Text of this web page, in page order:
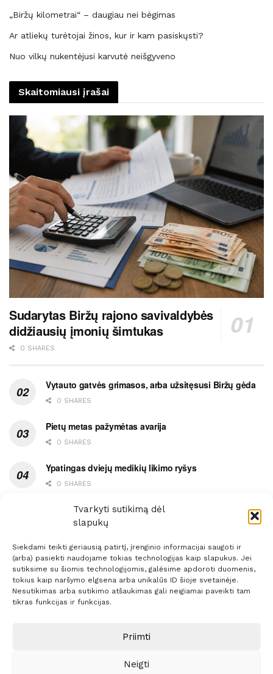
Tvarkyti sutikimą dėl
slapukų
Siekdami teikti geriausią patirtį, įrenginio informacijai saugoti ir
(arba) pasiekti naudojame tokias technologijas kaip slapukus. Jei
sutiksime su šiomis technologijomis, galėsime apdoroti duomenis,
tokius kaip naršymo elgsena arba unikalūs ID šioje svetainėje.
Nesutikimas arba sutikimo atšaukimas gali neigiamai paveikti tam
tikras funkcijas ir funkcijas.
Priimti
Neigti
„Biržų kilometrai“ – daugiau nei bėgimas
Ar atliekų turėtojai žinos, kur ir kam pasiskųsti?
Nuo vilkų nukentėjusi karvutė neišgyveno
Skaitomiausi įrašai
Sudarytas Biržų rajono savivaldybės
didžiausių įmonių šimtukas
0 SHARES
Vytauto gatvės grimasos, arba užsitęsusi Biržų gėda
0 SHARES
Pietų metas pažymėtas avarija
0 SHARES
Ypatingas dviejų medikių likimo ryšys
0 SHARES
Ašaromis baigęsis užėjimas į piceriją
0 SHARES
Prenumerata Reklama
Sprendimas:ITBrolis